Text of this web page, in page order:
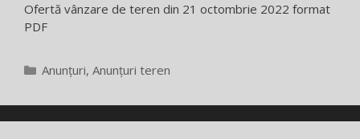
Ofertă vânzare de teren din 21 octombrie 2022 format
PDF
Categorii
Anunțuri, Anunțuri teren